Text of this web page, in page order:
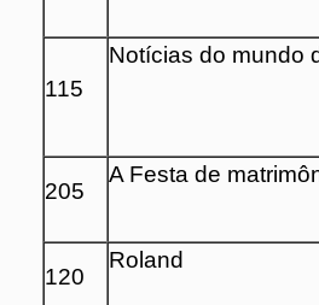
115
Notícias do mundo
205
A Festa de
120
Roland